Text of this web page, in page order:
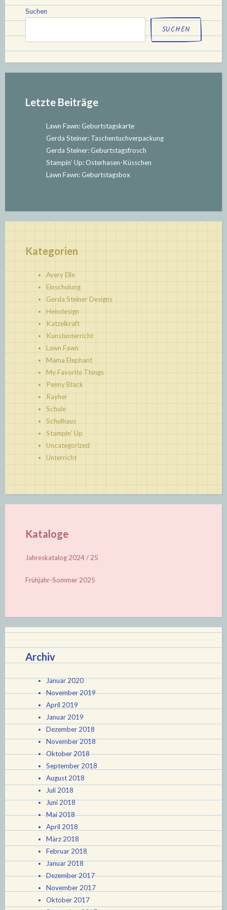
–
–
Juni““
Suchen
SUCHEN
Letzte Beiträge
Lawn Fawn: Geburtstagskarte
Gerda Steiner: Taschentuchverpackung
Gerda Steiner: Geburtstagsfrosch
Stampin‘ Up: Osterhasen-Küsschen
Lawn Fawn: Geburtstagsbox
Kategorien
Avery Elle
Einschulung
Gerda Steiner Designs
Heindesign
Katzelkraft
Kunstunterricht
Lawn Fawn
Mama Elephant
My Favorite Things
Penny Black
Rayher
Schule
Schulhaus
Stampin' Up
Uncategorized
Unterricht
Kataloge
Jahreskatalog 2024 / 25
Frühjahr-Sommer 2025
Archiv
Januar 2020
November 2019
April 2019
Januar 2019
Dezember 2018
November 2018
Oktober 2018
September 2018
August 2018
Juli 2018
Juni 2018
Mai 2018
April 2018
März 2018
Februar 2018
Januar 2018
Dezember 2017
November 2017
Oktober 2017